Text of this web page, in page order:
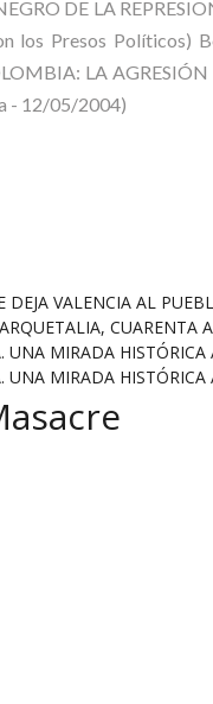
DE LA
los Presos Políticos)
LA
- 12/05/2004)
DEJA VALENCIA AL
CUARENTA
UNA MIRADA
UNA MIRADA